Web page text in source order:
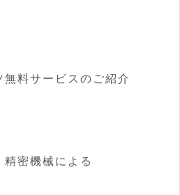
無料サービスのご紹介
精密機械による